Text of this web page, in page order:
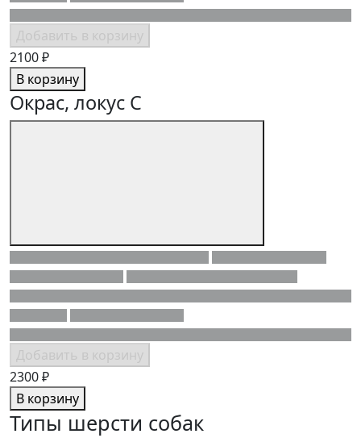
2100 ₽
В корзину
Окрас, локус C
2300 ₽
В корзину
Типы шерсти собак